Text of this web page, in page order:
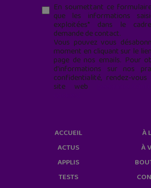
En soumettant ce
que les informations
exploitées* dans le
demande de contact.
Vous pouvez vous
moment en cliquant sur le
page de nos emails. Pour
d'informations sur nos
confidentialité, rendez-
site web
ACCUEIL
ACTUS
APPLIS
TESTS
À
À